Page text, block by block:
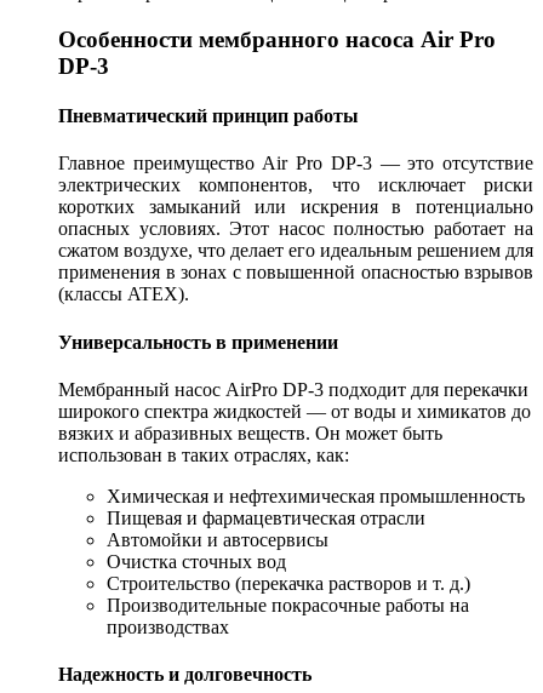
Особенности мембранного насоса Air Pro
DP-3
Пневматический принцип работы
Главное преимущество Air Pro DP-3 — это отсутствие
электрических компонентов, что исключает риски
коротких замыканий или искрения в потенциально
опасных условиях. Этот насос полностью работает на
сжатом воздухе, что делает его идеальным решением для
применения в зонах с повышенной опасностью взрывов
(классы ATEX).
Универсальность в применении
Мембранный насос AirPro DP-3 подходит для перекачки
широкого спектра жидкостей — от воды и химикатов до
вязких и абразивных веществ. Он может быть
использован в таких отраслях, как:
Химическая и нефтехимическая промышленность
Пищевая и фармацевтическая отрасли
Автомойки и автосервисы
Очистка сточных вод
Строительство (перекачка растворов и т. д.)
Производительные покрасочные работы на
производствах
Надежность и долговечность